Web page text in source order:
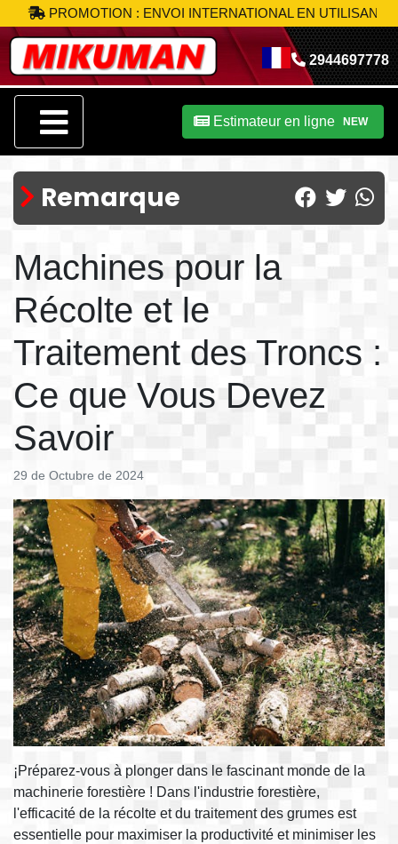
PROMOTION : ENVOI INTERNATIONAL EN UTILISANT LE
2944697778
Estimateur en ligne NEW
Remarque
Machines pour la
Récolte et le
Traitement des Troncs :
Ce que Vous Devez
Savoir
29 de Octubre de 2024
¡Préparez-vous à plonger dans le fascinant monde de la
machinerie forestière ! Dans l'industrie forestière,
l'efficacité de la récolte et du traitement des grumes est
essentielle pour maximiser la productivité et minimiser les